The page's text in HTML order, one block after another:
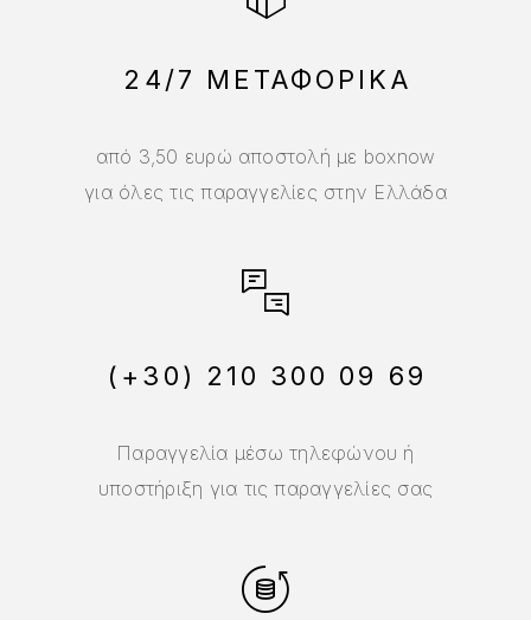
24/7 ΜΕΤΑΦΟΡΙΚΑ
από 3,50 ευρώ αποστολή με boxnow
για όλες τις παραγγελίες στην Ελλάδα
(+30) 210 300 09 69
Παραγγελία μέσω τηλεφώνου ή
υποστήριξη για τις παραγγελίες σας